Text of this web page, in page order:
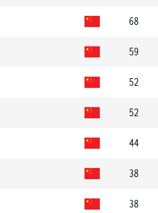
68
59
52
52
44
38
38